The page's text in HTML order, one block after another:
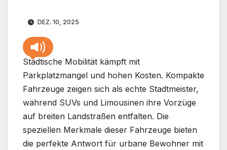
DEZ. 10, 2025
Städtische Mobilität kämpft mit
Parkplatzmangel und hohen Kosten. Kompakte
Fahrzeuge zeigen sich als echte Stadtmeister,
während SUVs und Limousinen ihre Vorzüge
auf breiten Landstraßen entfalten. Die
speziellen Merkmale dieser Fahrzeuge bieten
die perfekte Antwort für urbane Bewohner mit